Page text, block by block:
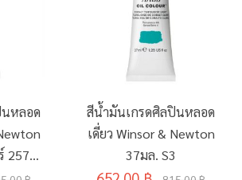
หลอด
257
สีน้ำมันเกรดศิลปินหลอด
เดี่ยว Winsor & Newton
37มล. S3